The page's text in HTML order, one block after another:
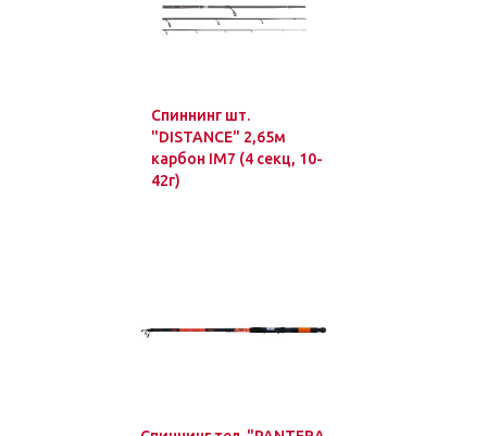
Спиннинг шт.
"DISTANCE" 2,65м
карбон IM7 (4 секц, 10-
42г)